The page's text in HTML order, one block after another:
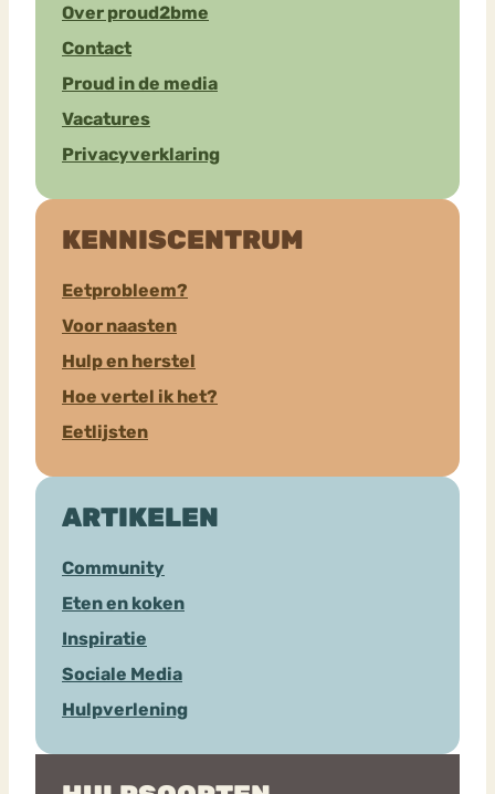
Over proud2bme
Contact
Proud in de media
Vacatures
Privacyverklaring
KENNISCENTRUM
Eetprobleem?
Voor naasten
Hulp en herstel
Hoe vertel ik het?
Eetlijsten
ARTIKELEN
Community
Eten en koken
Inspiratie
Sociale Media
Hulpverlening